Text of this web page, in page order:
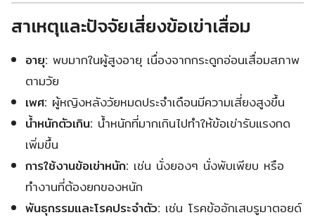
สาเหตุและปัจจัยเสี่ยงข้อเข่าเสื่อม
อายุ: พบมากในผู้สูงอายุ เนื่องจากกระดูกอ่อนเสื่อมสภาพ
ตามวัย
เพศ: ผู้หญิงหลังวัยหมดประจำเดือนมีความเสี่ยงสูงขึ้น
น้ำหนักตัวเกิน: น้ำหนักที่มากเกินไปทำให้ข้อเข่ารับแรงกด
เพิ่มขึ้น
การใช้งานข้อเข่าหนัก: เช่น นั่งยองๆ นั่งพับเพียบ หรือ
ทำงานที่ต้องยกของหนัก
พันธุกรรมและโรคประจำตัว: เช่น โรคข้ออักเสบรูมาตอยด์